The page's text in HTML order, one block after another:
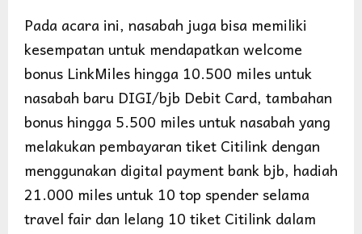
Pada acara ini, nasabah juga bisa memiliki
kesempatan untuk mendapatkan welcome
bonus LinkMiles hingga 10.500 miles untuk
nasabah baru DIGI/bjb Debit Card, tambahan
bonus hingga 5.500 miles untuk nasabah yang
melakukan pembayaran tiket Citilink dengan
menggunakan digital payment bank bjb, hadiah
21.000 miles untuk 10 top spender selama
travel fair dan lelang 10 tiket Citilink dalam